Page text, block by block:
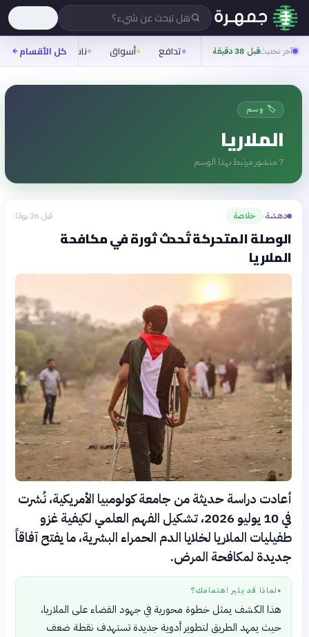
هل تبحث عن شيء؟
آخر تحديثقبل 38 دقيقة تدافع أسواق ناس روح
كل الأقسام
🏷️ وسم
الملاريا
7 منشور مرتبط بهذا الوسم
دهشة› خلاصة قبل 26 يومًا
الوصلة المتحركة تُحدث ثورة في مكافحة
الملاريا
أعادت دراسة حديثة من جامعة كولومبيا الأمريكية، نُشرت
في 10 يوليو 2026، تشكيل الفهم العلمي لكيفية غزو
طفيليات الملاريا لخلايا الدم الحمراء البشرية، ما يفتح آفاقاً
جديدة لمكافحة المرض.
● لماذا قد يثير اهتمامك؟
هذا الكشف يمثل خطوة محورية في جهود القضاء على الملاريا،
حيث يمهد الطريق لتطوير أدوية جديدة تستهدف نقطة ضعف